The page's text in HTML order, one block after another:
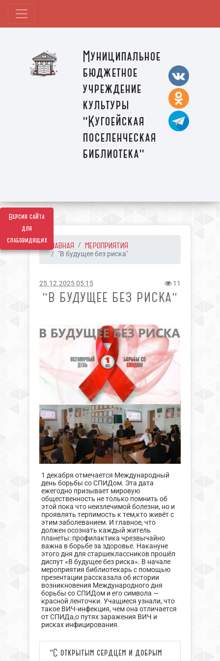
Версия сайта
для
слабовидящих
Муниципальное
бюджетное
учреждение
культуры
"Кугоейская
поселенческая
библиотека"
ГЛАВНАЯ МЕРОПРИЯТИЯ
"В будущее без риска"
25.12.2025 05:15 11
"В БУДУЩЕЕ БЕЗ РИСКА"
1 декабря отмечается Международный
день борьбы со СПИДом. Эта дата
ежегодно призывает мировую
общественность не только помнить об
этой пока что неизлечимой болезни, но и
проявлять терпимость к тем,кто живёт с
этим заболеванием. И главное, что
должен осознать каждый житель
планеты: профилактика чрезвычайно
важна в борьбе за здоровье. Накануне
этого дня для старшеклассников прошёл
диспут «В будущее без риска». В начале
мероприятия библиотекарь с помощью
презентации рассказала об истории
возникновения Международного дня
борьбы со СПИДом и его символа —
красной ленточки. Учащиеся узнали, что
такое ВИЧ-инфекция, чем она отличается
от СПИДа,о путях заражения ВИЧ и
рисках инфицирования.
"С открытым сердцем и добрым